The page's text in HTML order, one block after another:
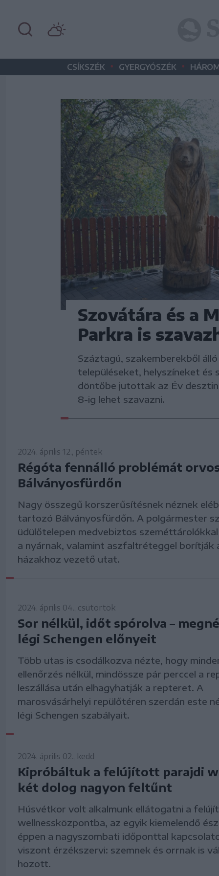
CSÍKSZÉK • GYERGYÓSZÉK •
Szovátára és a
Parkra is
Száztagú, szakemberekből
településeket, helyszíneket és
döntőbe jutottak az Év
8-ig lehet szavazni.
2024. április 12., péntek
Régóta fennálló problémát
Bálványosfürdőn
Nagy összegű korszerűsítésnek néznek
tartozó Bálványosfürdőn. A polgármester
üdülőtelepen medvebiztos
a nyárnak, valamint aszfaltréteggel borítják
házakhoz vezető utat.
2024. április 04., csütörtök
Sor nélkül, időt spórolva –
légi Schengen előnyeit
Több utas is csodálkozva nézte, hogy
ellenőrzés nélkül, mindössze pár perccel a
leszállása után elhagyhatják a repteret. A
marosvásárhelyi repülőtéren szerdán este
légi Schengen szabályait.
2024. április 02., kedd
Kipróbáltuk a felújított parajdi
két dolog nagyon feltűnt
Húsvétkor volt alkalmunk ellátogatni a
wellnessközpontba, az egyik kiemelendő
éppen a nagyszombati időponttal
viszont érzékszervi: szemnek és orrnak is
hozott.